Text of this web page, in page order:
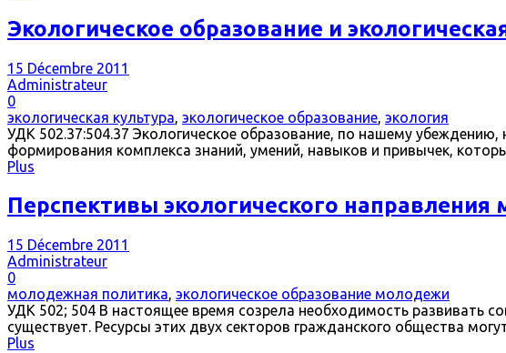
Экологическое образование и
15 Décembre 2011
Administrateur
0
экологическая культура, экологическое образование, экология
УДК 502.37:504.37 Экологическое образование, по нашему
формирования комплекса знаний, умений, навыков и привычек,
Plus
Перспективы экологического
15 Décembre 2011
Administrateur
0
молодежная политика, экологическое образование молодежи
УДК 502; 504 В настоящее время созрела необходимость развивать
существует. Ресурсы этих двух секторов гражданского общества
Plus